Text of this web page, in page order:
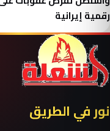
رقمية إيرانية
نور في الطريق